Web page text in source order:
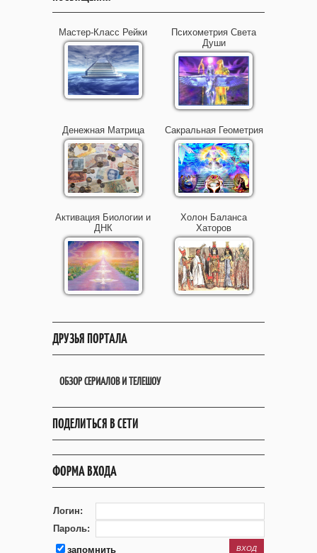
Мастер-Класс Рейки
Психометрия Света
Души
Денежная Матрица Сакральная Геометрия
Активация Биологии и
ДНК
Холон Баланса
Хаторов
ДРУЗЬЯ ПОРТАЛА
ОБЗОР СЕРИАЛОВ И ТЕЛЕШОУ
ПОДЕЛИТЬСЯ В СЕТИ
ФОРМА ВХОДА
Логин:
Пароль:
запомнить